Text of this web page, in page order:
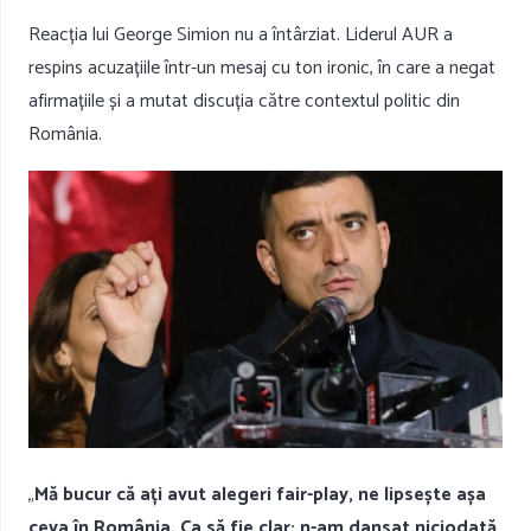
Reacția lui George Simion nu a întârziat. Liderul AUR a
respins acuzațiile într-un mesaj cu ton ironic, în care a negat
afirmațiile și a mutat discuția către contextul politic din
România.
„Mă bucur că ați avut alegeri fair-play, ne lipsește așa